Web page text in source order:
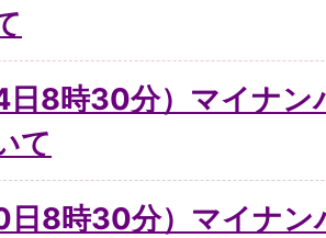
日8時30分）マイナ
て
日8時30分）マイナ